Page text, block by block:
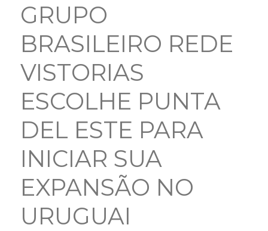
GRUPO
BRASILEIRO REDE
VISTORIAS
ESCOLHE PUNTA
DEL ESTE PARA
INICIAR SUA
EXPANSÃO NO
URUGUAI